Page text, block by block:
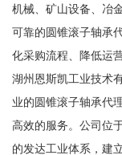
机械、矿山设备、冶
可靠的圆锥滚子轴承
化采购流程、降低运
湖州恩斯凯工业技术
业的圆锥滚子轴承代
高效的服务。公司位
的发达工业体系，建